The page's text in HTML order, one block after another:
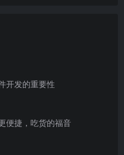
开发的重要性
便捷，吃货的福音